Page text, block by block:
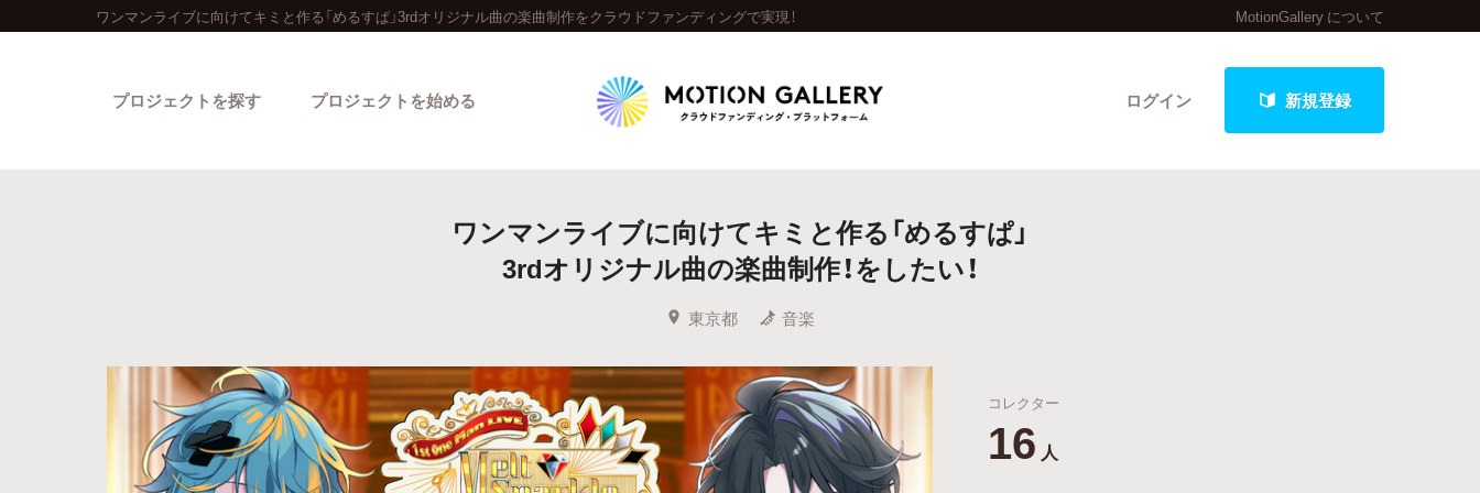
ワンマンライブに向けてキミと作る「めるすぱ」3rdオリジナル曲の楽曲制作をクラウドファンディングで実現！ MotionGallery について
ログイン 新規登録
プロジェクトを探す
人気のプロジェクト 新着プロジェクト 終了間近のプロジェクト
Feature
カテゴリーから探す タグから探す キュレーターから探す 特集から探す
Legendary
プロジェクトを始める
ワンマンライブに向けてキミと作る「めるすぱ」
3rdオリジナル曲の楽曲制作！をしたい！
東京都 音楽
コレクター
16 人